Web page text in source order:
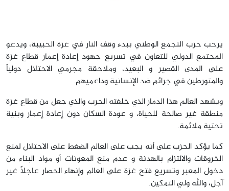
يرحب حزب التجمع الوطني ببدء وقف النار في غزة الحبيبة، ويدعو
المجتمع الدولي للتعاون في تسريع جهود إعادة إعمار قطاع غزة
على المدى القصير و البعيد، وملاحقة مجرمي الاحتلال دولياً
والمتورطين في جرائم ضد الإنسانية وداعميهم.
ويشهد العالم هذا الدمار الذي خلفته الحرب والذي جعل من قطاع غزة
منطقة غير صالحة للحياة، و عودة السكان دون إعادة إعمار وبنية
تحتية ملائمة.
كما يؤكد الحزب على أنه يجب على العالم الضغط على الاحتلال لمنع
الخروقات والالتزام بالهدنة و عدم منع المعونات أو مواد البناء من
دخول المعبر وتسريع فتح غزة على العالم وإنهاء الحصار عاجلاً غير
آجل، والله ولي التمكين.